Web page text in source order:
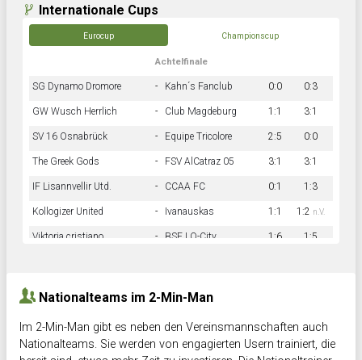
Internationale Cups
Eurocup Championscup
Achtelfinale
SG Dynamo Dromore - Kahn´s Fanclub 0:0 0:3
GW Wusch Herrlich - Club Magdeburg 1:1 3:1
SV 16 Osnabrück - Equipe Tricolore 2:5 0:0
The Greek Gods - FSV AlCatraz 05 3:1 3:1
IF Lisannvellir Utd. - CCAA FC 0:1 1:3
Kollogizer United - Ivanauskas 1:1 1:2 n.V.
Viktoria cristiano - BSF LO-City 1:6 1:5
Nationalteams im 2-Min-Man
Im 2-Min-Man gibt es neben den Vereinsmannschaften auch
Nationalteams. Sie werden von engagierten Usern trainiert, die